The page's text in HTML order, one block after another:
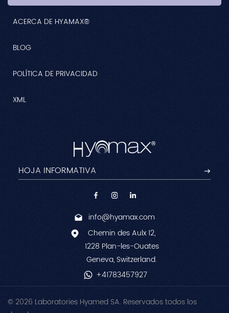
ACERCA DE HYAMAX®
BLOG
POLÍTICA DE PRIVACIDAD
XML
info@hyamax.com
Chemin des Aulx 12,
1228 Plan-les-Ouates
Geneva, Switzerland.
+41783457927
© 2026 Laboratories Hyamed SA. Reservados todos los